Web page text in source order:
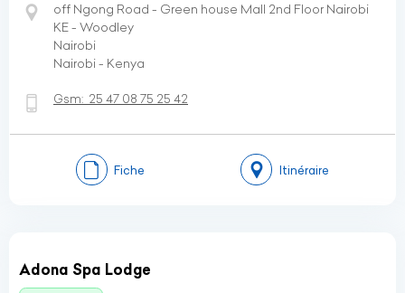
off Ngong Road - Green house Mall 2nd Floor Nairobi
KE - Woodley
Nairobi
Nairobi - Kenya
Gsm: 25 47 08 75 25 42
Fiche Itinéraire
Adona Spa Lodge